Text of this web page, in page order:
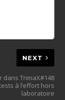
NEXT
dans TrimaX#148
à l’effort hors
laboratoire